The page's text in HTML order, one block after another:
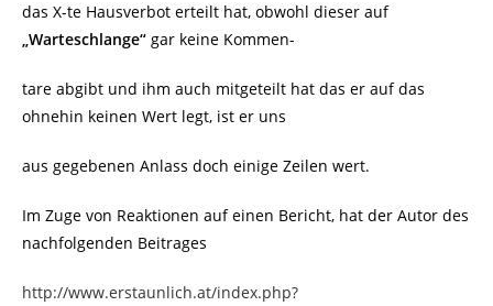
das X-te Hausverbot erteilt hat, obwohl dieser auf
„Warteschlange“ gar keine Kommen-
tare abgibt und ihm auch mitgeteilt hat das er auf das
ohnehin keinen Wert legt, ist er uns
aus gegebenen Anlass doch einige Zeilen wert.
Im Zuge von Reaktionen auf einen Bericht, hat der Autor des
nachfolgenden Beitrages
http://www.erstaunlich.at/index.php?